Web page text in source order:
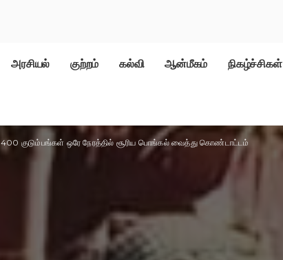
அரசியல் குற்றம் கல்வி ஆன்மீகம் நிகழ்ச்சிகள்
400 குடும்பங்கள் ஒரே நேரத்தில் சூரிய பொங்கல் வைத்து கொண்டாட்டம்